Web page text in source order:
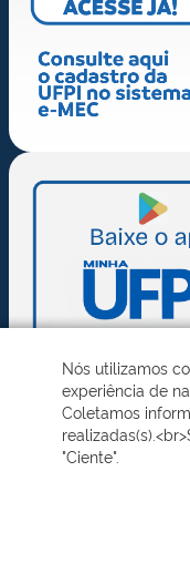
Nós utilizamos
experiência de
Coletamos
"Ciente".